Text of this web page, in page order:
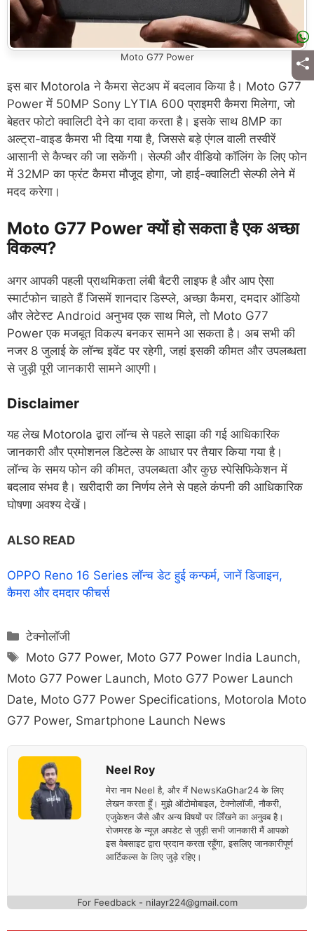
Moto G77 Power
इस बार Motorola ने कैमरा सेटअप में बदलाव किया है। Moto G77
Power में 50MP Sony LYTIA 600 प्राइमरी कैमरा मिलेगा, जो
बेहतर फोटो क्वालिटी देने का दावा करता है। इसके साथ 8MP का
अल्ट्रा-वाइड कैमरा भी दिया गया है, जिससे बड़े एंगल वाली तस्वीरें
आसानी से कैप्चर की जा सकेंगी। सेल्फी और वीडियो कॉलिंग के लिए फोन
में 32MP का फ्रंट कैमरा मौजूद होगा, जो हाई-क्वालिटी सेल्फी लेने में
मदद करेगा।
Moto G77 Power क्यों हो सकता है एक अच्छा
विकल्प?
अगर आपकी पहली प्राथमिकता लंबी बैटरी लाइफ है और आप ऐसा
स्मार्टफोन चाहते हैं जिसमें शानदार डिस्प्ले, अच्छा कैमरा, दमदार ऑडियो
और लेटेस्ट Android अनुभव एक साथ मिले, तो Moto G77
Power एक मजबूत विकल्प बनकर सामने आ सकता है। अब सभी की
नजर 8 जुलाई के लॉन्च इवेंट पर रहेगी, जहां इसकी कीमत और उपलब्धता
से जुड़ी पूरी जानकारी सामने आएगी।
Disclaimer
यह लेख Motorola द्वारा लॉन्च से पहले साझा की गई आधिकारिक
जानकारी और प्रमोशनल डिटेल्स के आधार पर तैयार किया गया है।
लॉन्च के समय फोन की कीमत, उपलब्धता और कुछ स्पेसिफिकेशन में
बदलाव संभव है। खरीदारी का निर्णय लेने से पहले कंपनी की आधिकारिक
घोषणा अवश्य देखें।
ALSO READ
OPPO Reno 16 Series लॉन्च डेट हुई कन्फर्म, जानें डिजाइन,
कैमरा और दमदार फीचर्स
Categories
टेक्नोलॉजी
Tags
Moto G77 Power, Moto G77 Power India Launch,
Moto G77 Power Launch, Moto G77 Power Launch
Date, Moto G77 Power Specifications, Motorola Moto
G77 Power, Smartphone Launch News
Neel Roy
मेरा नाम Neel है, और मैं NewsKaGhar24 के लिए
लेखन करता हूँ। मुझे ऑटोमोबाइल, टेक्नोलॉजी, नौकरी,
एजुकेशन जैसे और अन्य विषयों पर लिँखने का अनुवब है।
रोजमरह के न्यूज़ अपडेट से जुड़ी सभी जानकारी मैं आपको
इस वेबसाइट द्वारा प्रदान करता रहूँगा, इसलिए जानकारीपूर्ण
आर्टिकल्स के लिए जुड़े रहिए।
For Feedback - nilayr224@gmail.com